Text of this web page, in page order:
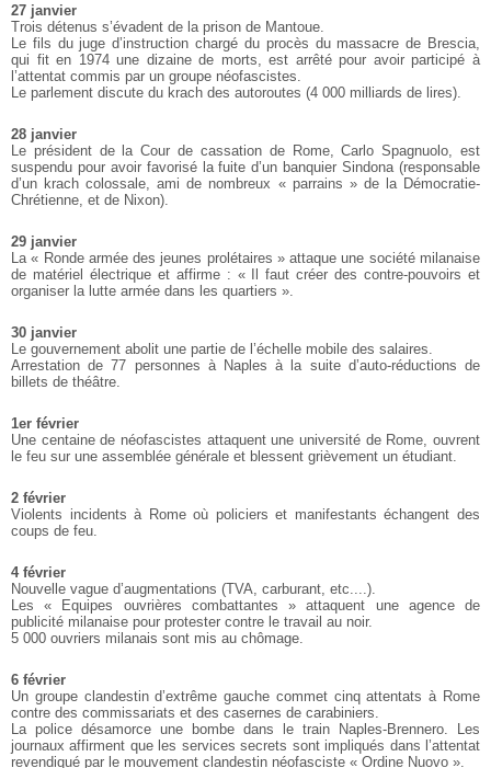
27 janvier
Trois détenus s’évadent de la prison de Mantoue.
Le fils du juge d’instruction chargé du procès du massacre de Brescia,
qui fit en 1974 une dizaine de morts, est arrêté pour avoir participé à
l’attentat commis par un groupe néofascistes.
Le parlement discute du krach des autoroutes (4 000 milliards de lires).
28 janvier
Le président de la Cour de cassation de Rome, Carlo Spagnuolo, est
suspendu pour avoir favorisé la fuite d’un banquier Sindona (responsable
d’un krach colossale, ami de nombreux « parrains » de la Démocratie-
Chrétienne, et de Nixon).
29 janvier
La « Ronde armée des jeunes prolétaires » attaque une société milanaise
de matériel électrique et affirme : « Il faut créer des contre-pouvoirs et
organiser la lutte armée dans les quartiers ».
30 janvier
Le gouvernement abolit une partie de l’échelle mobile des salaires.
Arrestation de 77 personnes à Naples à la suite d’auto-réductions de
billets de théâtre.
1er février
Une centaine de néofascistes attaquent une université de Rome, ouvrent
le feu sur une assemblée générale et blessent grièvement un étudiant.
2 février
Violents incidents à Rome où policiers et manifestants échangent des
coups de feu.
4 février
Nouvelle vague d’augmentations (TVA, carburant, etc....).
Les « Equipes ouvrières combattantes » attaquent une agence de
publicité milanaise pour protester contre le travail au noir.
5 000 ouvriers milanais sont mis au chômage.
6 février
Un groupe clandestin d’extrême gauche commet cinq attentats à Rome
contre des commissariats et des casernes de carabiniers.
La police désamorce une bombe dans le train Naples-Brennero. Les
journaux affirment que les services secrets sont impliqués dans l’attentat
revendiqué par le mouvement clandestin néofasciste « Ordine Nuovo ».